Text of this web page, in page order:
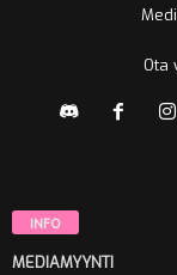
Ota
INFO
MEDIAMYYNTI